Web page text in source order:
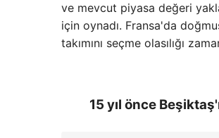
ve mevcut piyasa değeri
için oynadı. Fransa'da
takımını seçme olasılığı
15 yıl önce